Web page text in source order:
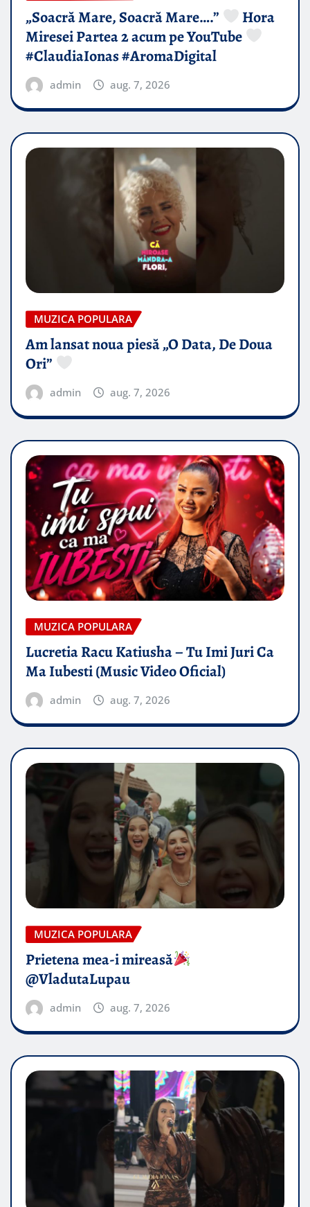
„Soacră Mare, Soacră Mare….”
Hora
Miresei Partea 2 acum pe YouTube
#ClaudiaIonas #AromaDigital
admin aug. 7, 2026
MUZICA POPULARA
Am lansat noua piesă „O Data, De Doua
Ori”
admin aug. 7, 2026
MUZICA POPULARA
Lucretia Racu Katiusha – Tu Imi Juri Ca
Ma Iubesti (Music Video Oficial)
admin aug. 7, 2026
MUZICA POPULARA
Prietena mea-i mireasă​
@VladutaLupau
admin aug. 7, 2026